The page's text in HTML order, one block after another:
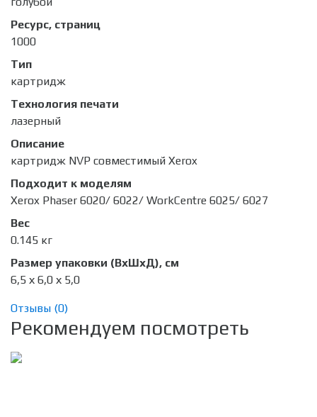
Ресурс, страниц
1000
Тип
картридж
Технология печати
лазерный
Описание
картридж NVP совместимый Xerox
Подходит к моделям
Xerox Phaser 6020/ 6022/ WorkCentre 6025/ 6027
Вес
0.145 кг
Размер упаковки (ВхШхД), см
6,5 х 6,0 х 5,0
Отзывы (0)
Рекомендуем посмотреть